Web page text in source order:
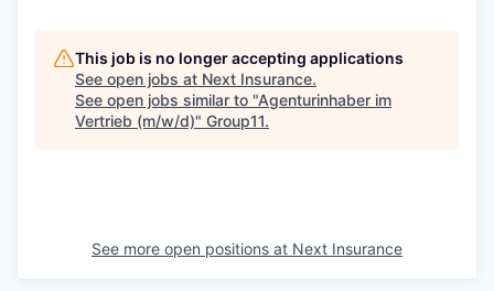
This job is no longer accepting applications
See open jobs at Next Insurance.
See open jobs similar to "Agenturinhaber im
Vertrieb (m/w/d)" Group11.
See more open positions at Next Insurance